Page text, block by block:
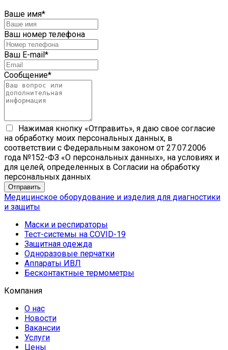
Ваше имя*
Ваш номер телефона
Ваш E-mail*
Сообщение*
Нажимая кнопку «Отправить», я даю свое согласие
на обработку моих персональных данных, в
соответствии с Федеральным законом от 27.07.2006
года №152-ФЗ «О персональных данных», на условиях и
для целей, определенных в Согласии на обработку
персональных данных
Медицинское оборудование и изделия для диагностики
и защиты
Маски и респираторы
Тест-системы на COVID-19
Защитная одежда
Одноразовые перчатки
Аппараты ИВЛ
Бесконтактные термометры
Компания
О нас
Новости
Вакансии
Услуги
Цены